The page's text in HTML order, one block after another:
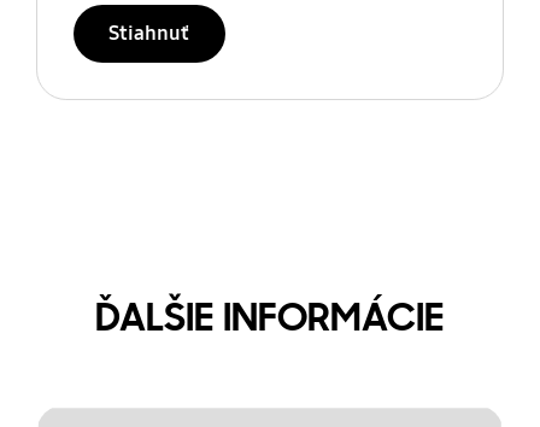
Stiahnuť
ĎALŠIE INFORMÁCIE